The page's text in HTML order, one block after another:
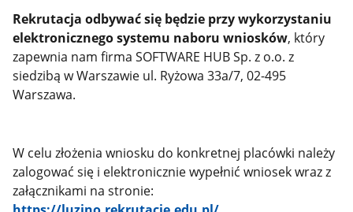
Rekrutacja odbywać się będzie przy wykorzystaniu
elektronicznego systemu naboru wniosków, który
zapewnia nam firma SOFTWARE HUB Sp. z o.o. z
siedzibą w Warszawie ul. Ryżowa 33a/7, 02-495
Warszawa.
W celu złożenia wniosku do konkretnej placówki należy
zalogować się i elektronicznie wypełnić wniosek wraz z
załącznikami na stronie: